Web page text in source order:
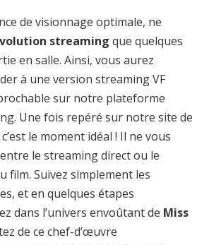
de visionnage optimale, ne
streaming que quelques
en salle. Ainsi, vous aurez
à une version streaming VF
sur notre plateforme
Une fois repéré sur notre site de
le moment idéal ! Il ne vous
le streaming direct ou le
film. Suivez simplement les
et en quelques étapes
dans l’univers envoûtant de Miss
de ce chef-d’œuvre